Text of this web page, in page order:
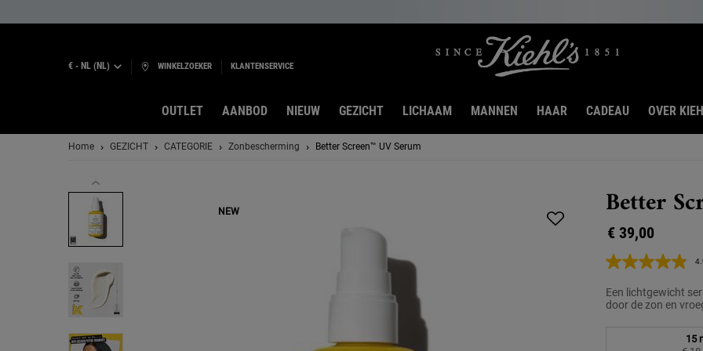
€ - NL (NL) WINKELZOEKER KLANTENSERVICE
OUTLET AANBOD NIEUW GEZICHT LICHAAM MANNEN HAAR CADEAU OVER
Home GEZICHT CATEGORIE Zonbescherming Better Screen™ UV Serum
Better
€ 39,00
NEW
Een lichtgewicht
door de zon en
15